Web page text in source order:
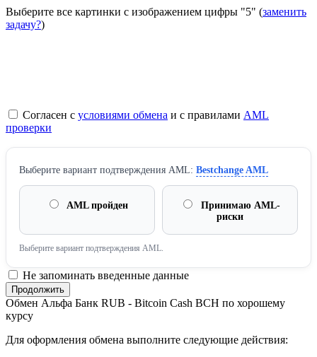
Выберите все картинки с изображением цифры "5" (заменить
задачу?)
Согласен с условиями обмена и с правилами AML
проверки
Выберите вариант подтверждения AML: Bestchange AML
AML пройден
Принимаю AML-
риски
Выберите вариант подтверждения AML.
Не запоминать введенные данные
Обмен Альфа Банк RUB - Bitcoin Cash BCH по хорошему
курсу
Для оформления обмена выполните следующие действия: